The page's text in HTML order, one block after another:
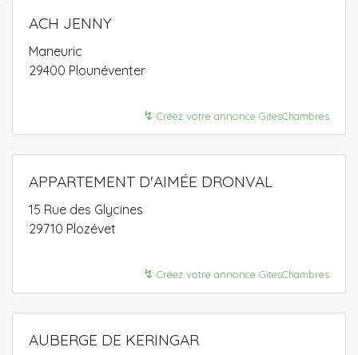
ACH JENNY
Maneuric
29400 Plounéventer
↯ Créez votre annonce GitesChambres
APPARTEMENT D'AIMÉE DRONVAL
15 Rue des Glycines
29710 Plozévet
↯ Créez votre annonce GitesChambres
AUBERGE DE KERINGAR